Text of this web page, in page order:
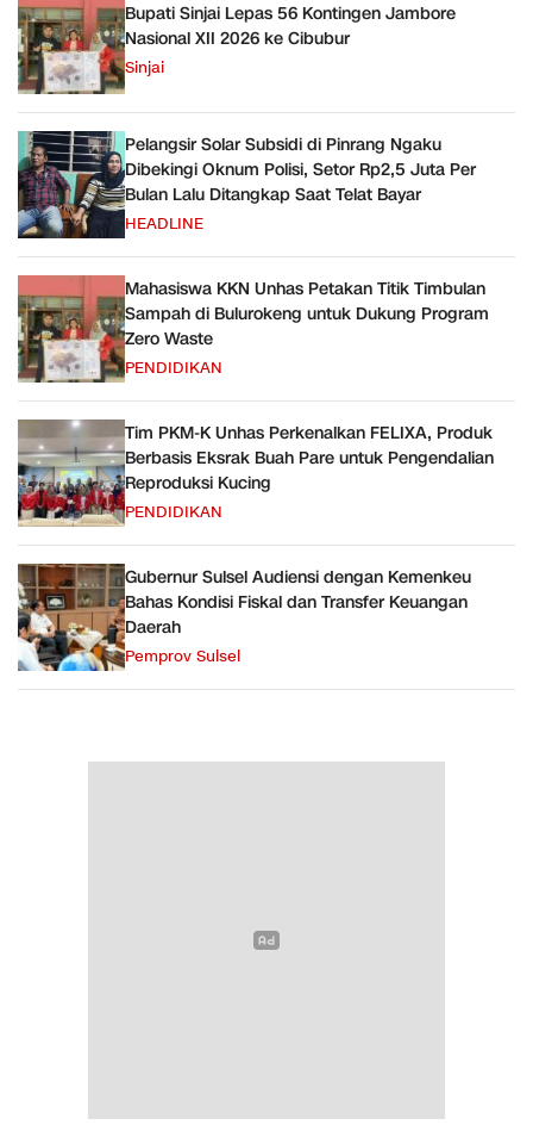
Bupati Sinjai Lepas 56 Kontingen Jambore
Nasional XII 2026 ke Cibubur
Sinjai
Pelangsir Solar Subsidi di Pinrang Ngaku
Dibekingi Oknum Polisi, Setor Rp2,5 Juta Per
Bulan Lalu Ditangkap Saat Telat Bayar
HEADLINE
Mahasiswa KKN Unhas Petakan Titik Timbulan
Sampah di Bulurokeng untuk Dukung Program
Zero Waste
PENDIDIKAN
Tim PKM-K Unhas Perkenalkan FELIXA, Produk
Berbasis Eksrak Buah Pare untuk Pengendalian
Reproduksi Kucing
PENDIDIKAN
Gubernur Sulsel Audiensi dengan Kemenkeu
Bahas Kondisi Fiskal dan Transfer Keuangan
Daerah
Pemprov Sulsel